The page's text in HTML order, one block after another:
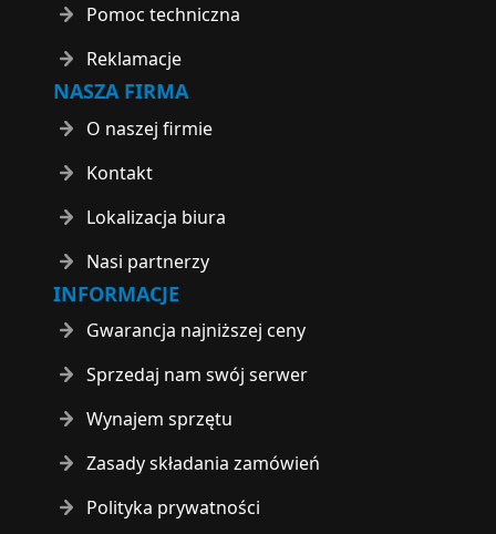
Pomoc techniczna
Reklamacje
NASZA FIRMA
O naszej firmie
Kontakt
Lokalizacja biura
Nasi partnerzy
INFORMACJE
Gwarancja najniższej ceny
Sprzedaj nam swój serwer
Wynajem sprzętu
Zasady składania zamówień
Polityka prywatności